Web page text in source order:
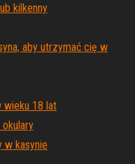
kilkenny
aby utrzymać cię w
wieku 18 lat
w kasynie